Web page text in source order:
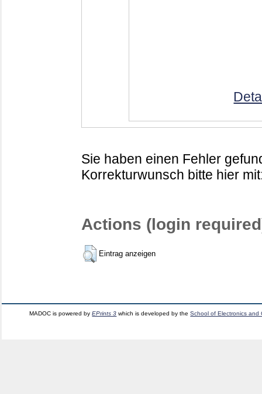
Sie haben einen Fehler
Korrekturwunsch bitte hier
Actions (login
Eintrag anzeigen
MADOC is powered byEPrints 3 which is developed by theSchool of Electronics and